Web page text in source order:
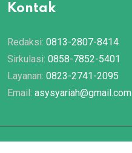
Kontak
Redaksi: 0813-2807-8414
Sirkulasi: 0858-7852-5401
Layanan: 0823-2741-2095
Email: asysyariah@gmail.com